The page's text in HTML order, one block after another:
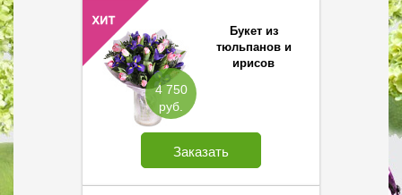
4 750
руб.
Букет из
тюльпанов и
ирисов
Заказать